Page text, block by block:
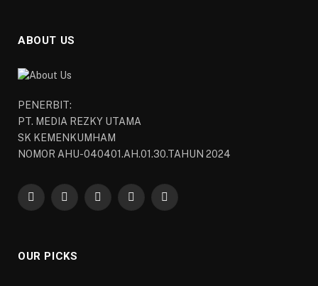
ABOUT US
PENERBIT:
PT. MEDIA REZKY UTAMA
SK KEMENKUMHAM
NOMOR AHU-040401.AH.01.30.TAHUN 2024
Facebook
X
YouTubeWhatsAppTikTok
OUR PICKS